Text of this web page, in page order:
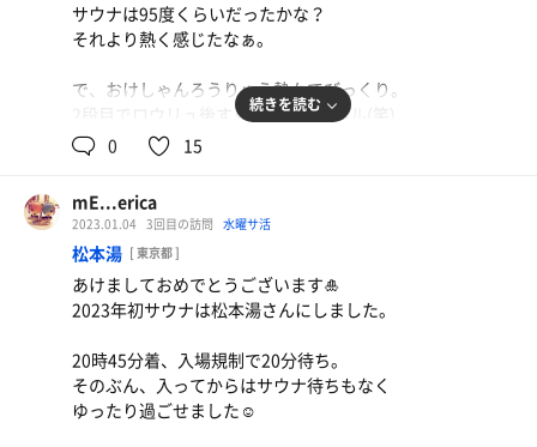
豚バラスタミナ(単品)
サウナは95度くらいだったかな？
それより熱く感じたなぁ。
で、おけしゃんろうりゅう熱々でびっくり。
2段目でロウリュ後すぐ飛び出すレベル(笑)
あっつーい💦 からの水風呂が最高でした🫠💗
内気浴、なんですかこれ最高ですね。
風が気持ちよくていい匂いで
インフィニティーあるし、幸せすぎた🤤
たぶん5セットくらいしました。
あまみ出まくりの、ととのいまくりでした✨️
巣鴨湯、最高。
続きを読む
0 15
mE...erica
2023.01.04 3回目の訪問 水曜サ活
松本湯 [ 東京都 ]
あけましておめでとうございます🎍
2023年初サウナは松本湯さんにしました。
20時45分着、入場規制で20分待ち。
そのぶん、入ってからはサウナ待ちもなく
ゆったり過ごせました☺️